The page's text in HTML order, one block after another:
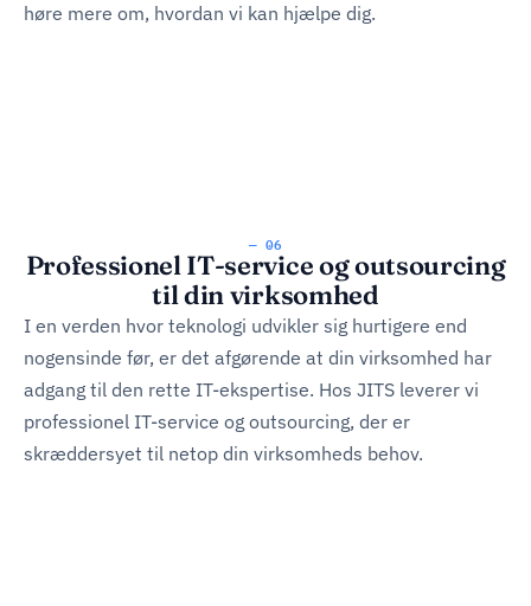
høre mere om, hvordan vi kan hjælpe dig.
— 06
Professionel IT-service og outsourcing
til din virksomhed
I en verden hvor teknologi udvikler sig hurtigere end
nogensinde før, er det afgørende at din virksomhed har
adgang til den rette IT-ekspertise. Hos JITS leverer vi
professionel IT-service og outsourcing, der er
skræddersyet til netop din virksomheds behov.